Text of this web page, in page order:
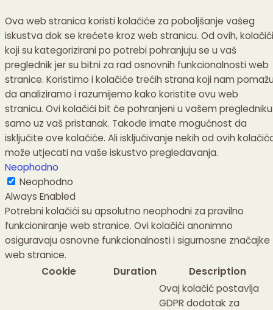
Ova web stranica koristi kolačiće za poboljšanje vašeg
iskustva dok se krećete kroz web stranicu. Od ovih, kolačići
koji su kategorizirani po potrebi pohranjuju se u vaš
preglednik jer su bitni za rad osnovnih funkcionalnosti web
stranice. Koristimo i kolačiće trećih strana koji nam
da analiziramo i razumijemo kako koristite ovu web
stranicu. Ovi kolačići bit će pohranjeni u vašem pregledniku
samo uz vaš pristanak. Takođe imate mogućnost da
isključite ove kolačiće. Ali isključivanje nekih od ovih
može utjecati na vaše iskustvo pregledavanja.
Neophodno
Neophodno
Always Enabled
Potrebni kolačići su apsolutno neophodni za pravilno
funkcioniranje web stranice. Ovi kolačići anonimno
osiguravaju osnovne funkcionalnosti i sigurnosne značajke
web stranice.
Cookie
Duration Description
Ovaj kolačić postavlja
GDPR dodatak za